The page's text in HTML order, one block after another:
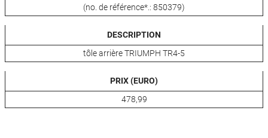
(no. de référence*.: 850379)
DESCRIPTION
tôle arrière TRIUMPH TR4-5
PRIX (EURO)
478,99